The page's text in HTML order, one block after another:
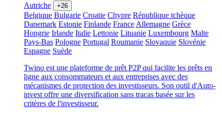
Autriche
+26
Belgique Bulgarie Croatie Chypre République tchèque
Danemark Estonie Finlande France Allemagne Grèce
Hongrie Irlande Italie Lettonie Lituanie Luxembourg Malte
Pays-Bas Pologne Portugal Roumanie Slovaquie Slovénie
Espagne Suède
Twino est une plateforme de prêt P2P qui facilite les prêts en
ligne aux consommateurs et aux entreprises avec des
mécanismes de protection des investisseurs. Son outil d'Auto-
invest offre une diversification sans tracas basée sur les
critères de l'investisseur.